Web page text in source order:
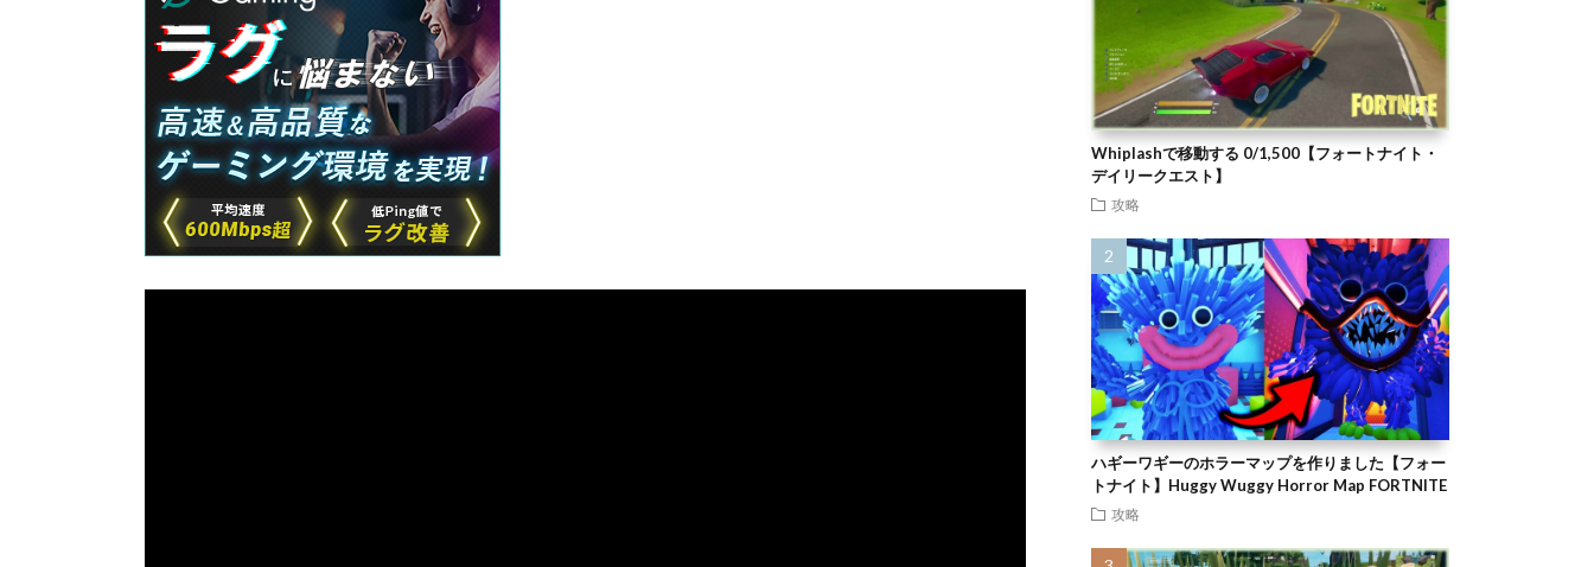
Whiplashで移動する 0/1,500【フォートナイト・
デイリークエスト】
攻略
ハギーワギーのホラーマップを作りました【フォー
トナイト】Huggy Wuggy Horror Map FORTNITE
攻略